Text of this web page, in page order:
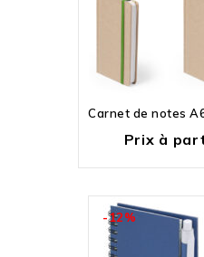
Carnet de notes
Prix à
-12%